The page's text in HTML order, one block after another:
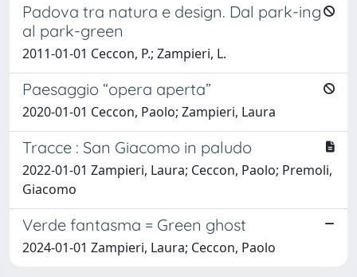
Padova tra natura e design. Dal park-ing
al park-green
2011-01-01 Ceccon, P.; Zampieri, L.
Paesaggio “opera aperta”
2020-01-01 Ceccon, Paolo; Zampieri, Laura
Tracce : San Giacomo in paludo
2022-01-01 Zampieri, Laura; Ceccon, Paolo; Premoli,
Giacomo
Verde fantasma = Green ghost
2024-01-01 Zampieri, Laura; Ceccon, Paolo